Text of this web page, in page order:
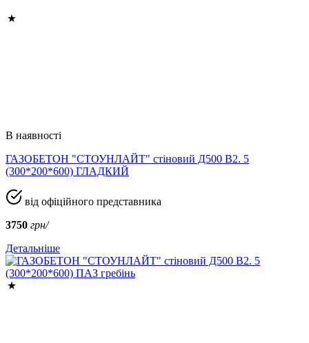
В наявності
ГАЗОБЕТОН "СТОУНЛАЙТ" стіновий Д500 В2. 5
(300*200*600) ГЛАДКИЙ
від офіційного представника
3750 грн/
Детальніше